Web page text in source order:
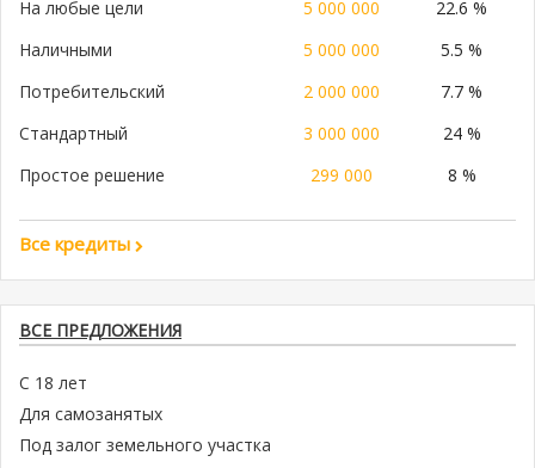
На любые цели 5 000 000
22.6 %
Наличными
5 000 000
5.5 %
Потребительский
2 000 000
7.7 %
Стандартный
3 000 000
24 %
Простое решение
299 000 8 %
Все кредиты
ВСЕ ПРЕДЛОЖЕНИЯ
С 18 лет
Для самозанятых
Под залог земельного участка